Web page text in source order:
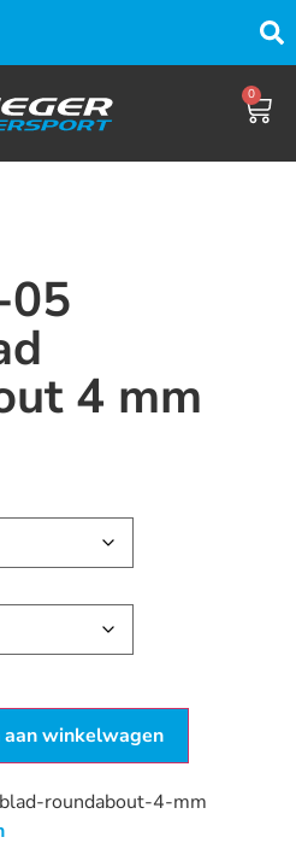
0
05
4 mm
aan winkelwagen
roundabout-4-mm